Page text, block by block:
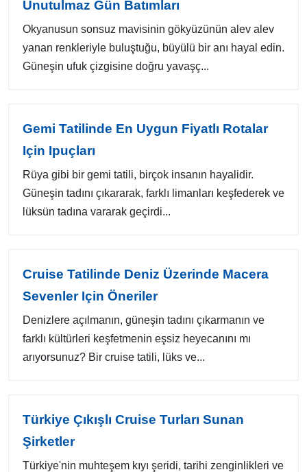
Unutulmaz Gün Batımları
Okyanusun sonsuz mavisinin gökyüzünün alev alev
yanan renkleriyle buluştuğu, büyülü bir anı hayal edin.
Güneşin ufuk çizgisine doğru yavaşç...
Gemi Tatilinde En Uygun Fiyatlı Rotalar
Için Ipuçları
Rüya gibi bir gemi tatili, birçok insanın hayalidir.
Güneşin tadını çıkararak, farklı limanları keşfederek ve
lüksün tadına vararak geçirdi...
Cruise Tatilinde Deniz Üzerinde Macera
Sevenler Için Öneriler
Denizlere açılmanın, güneşin tadını çıkarmanın ve
farklı kültürleri keşfetmenin eşsiz heyecanını mı
arıyorsunuz? Bir cruise tatili, lüks ve...
Türkiye Çıkışlı Cruise Turları Sunan
Şirketler
Türkiye'nin muhteşem kıyı şeridi, tarihi zenginlikleri ve